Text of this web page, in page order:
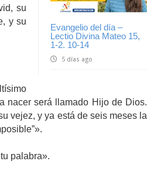
Evangelio del día –
Lectio Divina Mateo 15,
1-2. 10-14
5 días ago
su
y su
nacer será llamado Hijo de Dios.
vejez, y ya está de seis meses la
palabra».